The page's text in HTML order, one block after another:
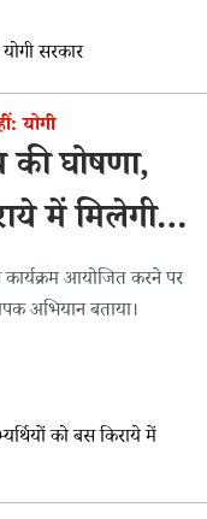
योगी
की घोषणा,
में मिलेगी
कार्यक्रम आयोजित करने पर
अभियान बताया।